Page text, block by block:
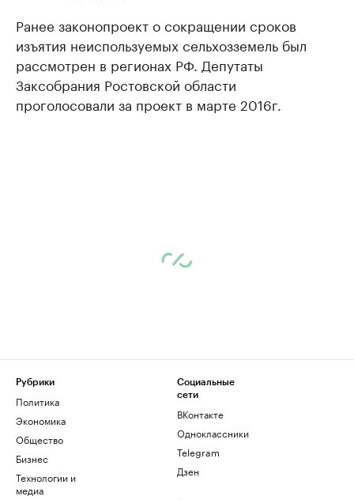
Ранее законопроект о сокращении сроков
изъятия неиспользуемых сельхозземель был
рассмотрен в регионах РФ. Депутаты
Заксобрания Ростовской области
проголосовали за проект в марте 2016г.
Рубрики
Политика
Экономика
Общество
Бизнес
Технологии и
медиа
Социальные
сети
ВКонтакте
Одноклассники
Telegram
Дзен